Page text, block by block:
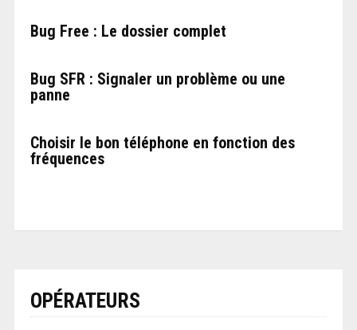
Bug Free : Le dossier complet
Bug SFR : Signaler un problème ou une
panne
Choisir le bon téléphone en fonction des
fréquences
OPÉRATEURS